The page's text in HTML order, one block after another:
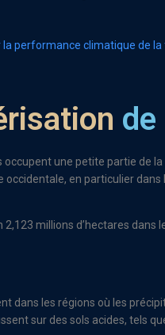
la performance climatique de
occupent une petite partie de
en particulier dans
millions d’hectares dans
dans les régions où les
sur des sols acides, tels